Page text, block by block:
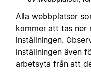
Alla webbplatser
kommer att tas ner
inställningen.
inställningen även
arbetsyta från att